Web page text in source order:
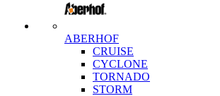
ABERHOF
CRUISE
CYCLONE
TORNADO
STORM